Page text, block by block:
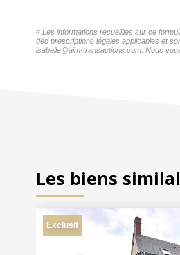
« Les informations recueillies sur ce
des prescriptions légales applicables et
isabelle@aim-transactions.com. Nous
Les biens
Exclusif